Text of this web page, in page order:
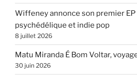
Wiffeney annonce son premier
psychédélique et indie pop
8 juillet 2026
Matu Miranda É Bom Voltar,
30 juin 2026